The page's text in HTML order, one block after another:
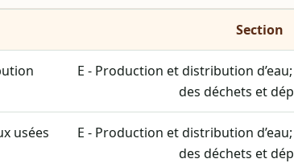
Section
E - Production et distribution
des déchets et
usées
E - Production et distribution
des déchets et